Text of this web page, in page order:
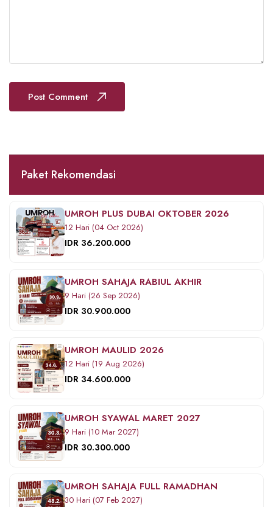
Post Comment
Paket Rekomendasi
UMROH PLUS DUBAI OKTOBER 2026
12 Hari (04 Oct 2026)
IDR 36.200.000
UMROH SAHAJA RABIUL AKHIR
9 Hari (26 Sep 2026)
IDR 30.900.000
UMROH MAULID 2026
12 Hari (19 Aug 2026)
IDR 34.600.000
UMROH SYAWAL MARET 2027
9 Hari (10 Mar 2027)
IDR 30.300.000
UMROH SAHAJA FULL RAMADHAN
30 Hari (07 Feb 2027)